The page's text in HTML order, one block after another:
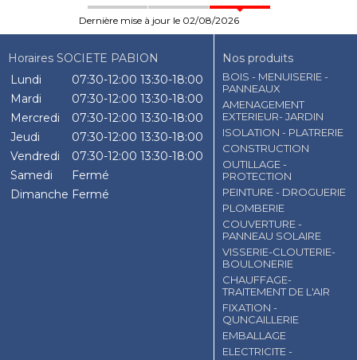
Dernière mise à jour le 02/08/2026
Horaires SOCIETE PABION
Lundi
07:30-12:00 13:30-18:00
Mardi
07:30-12:00 13:30-18:00
Mercredi
07:30-12:00 13:30-18:00
Jeudi
07:30-12:00 13:30-18:00
Vendredi
07:30-12:00 13:30-18:00
Samedi
Fermé
Dimanche Fermé
Nos produits
BOIS - MENUISERIE -
PANNEAUX
AMENAGEMENT
EXTERIEUR- JARDIN
ISOLATION - PLATRERIE
CONSTRUCTION
OUTILLAGE -
PROTECTION
PEINTURE - DROGUERIE
PLOMBERIE
COUVERTURE -
PANNEAU SOLAIRE
VISSERIE-CLOUTERIE-
BOULONERIE
CHAUFFAGE-
TRAITEMENT DE L'AIR
FIXATION -
QUNCAILLERIE
EMBALLAGE
ELECTRICITE -